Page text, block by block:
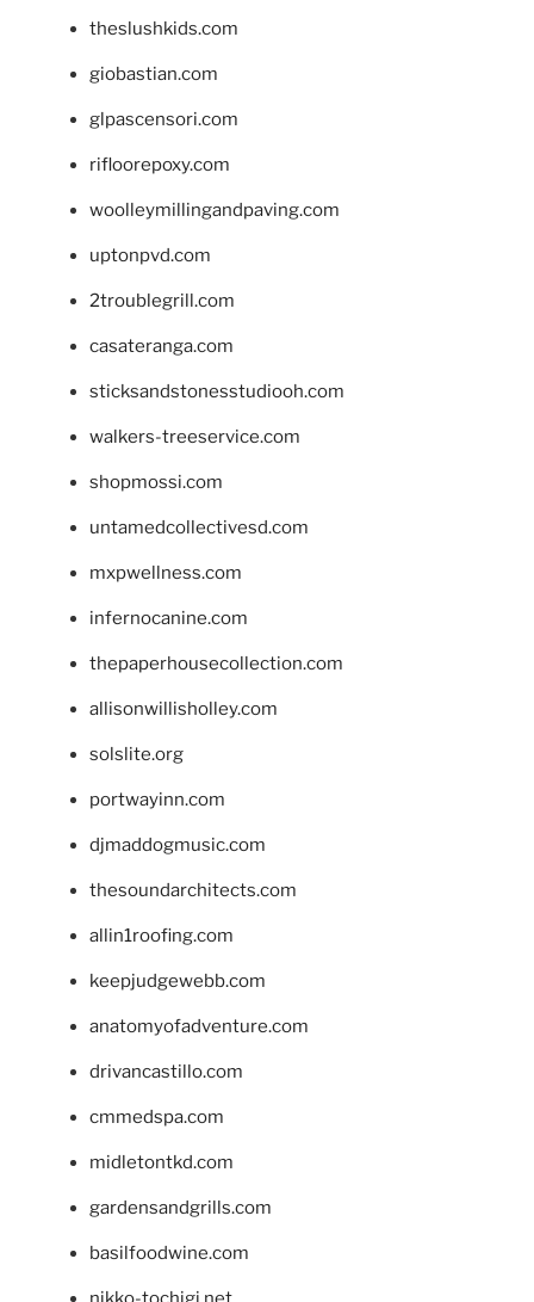
theslushkids.com
giobastian.com
glpascensori.com
rifloorepoxy.com
woolleymillingandpaving.com
uptonpvd.com
2troublegrill.com
casateranga.com
sticksandstonesstudiooh.com
walkers-treeservice.com
shopmossi.com
untamedcollectivesd.com
mxpwellness.com
infernocanine.com
thepaperhousecollection.com
allisonwillisholley.com
solslite.org
portwayinn.com
djmaddogmusic.com
thesoundarchitects.com
allin1roofing.com
keepjudgewebb.com
anatomyofadventure.com
drivancastillo.com
cmmedspa.com
midletontkd.com
gardensandgrills.com
basilfoodwine.com